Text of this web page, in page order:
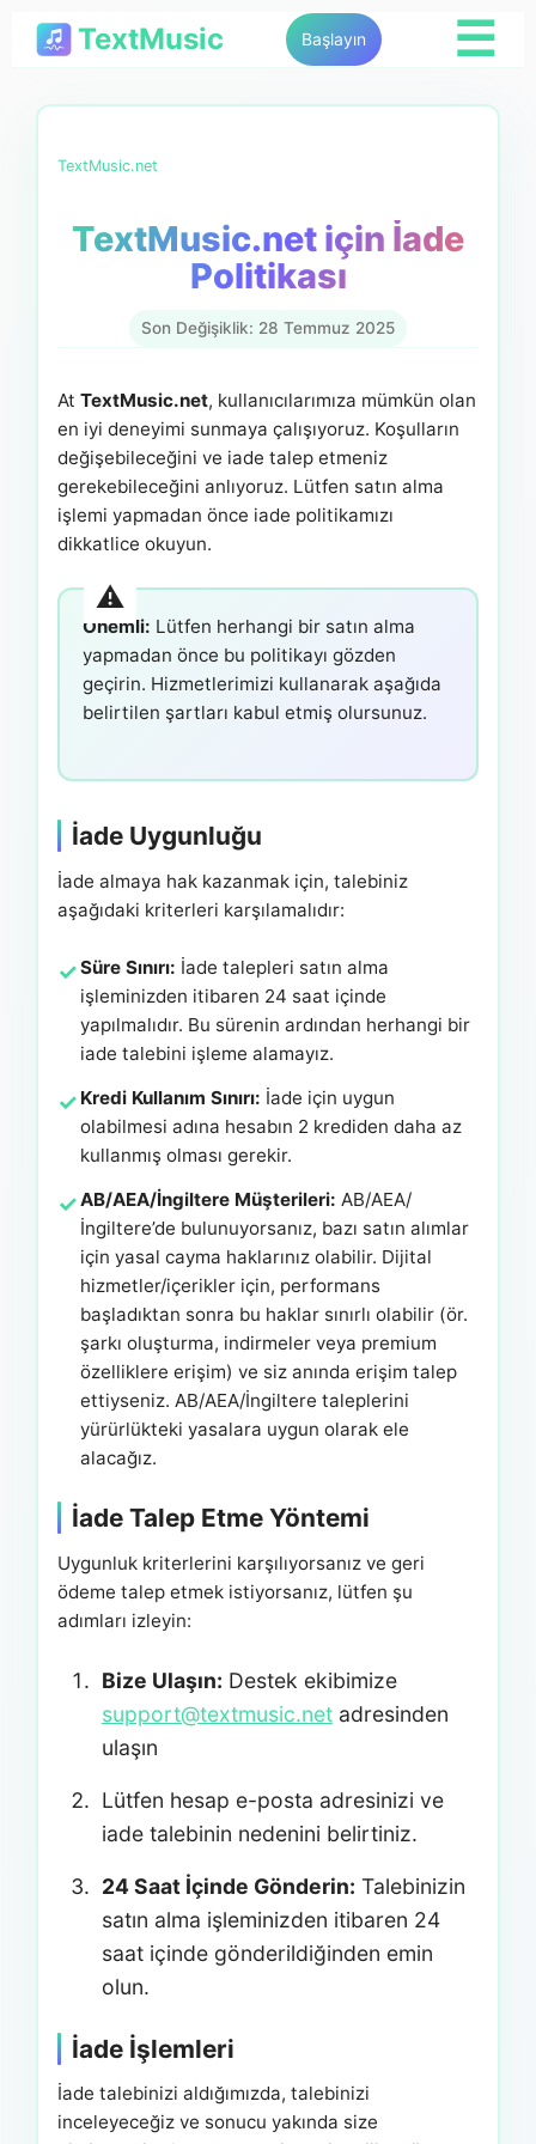
TextMusic Başlayın ☰
TextMusic.net
TextMusic.net için İade
Politikası
Son Değişiklik: 28 Temmuz 2025
At TextMusic.net, kullanıcılarımıza mümkün olan
en iyi deneyimi sunmaya çalışıyoruz. Koşulların
değişebileceğini ve iade talep etmeniz
gerekebileceğini anlıyoruz. Lütfen satın alma
işlemi yapmadan önce iade politikamızı
dikkatlice okuyun.
Önemli: Lütfen herhangi bir satın alma
yapmadan önce bu politikayı gözden
geçirin. Hizmetlerimizi kullanarak aşağıda
belirtilen şartları kabul etmiş olursunuz.
İade Uygunluğu
İade almaya hak kazanmak için, talebiniz
aşağıdaki kriterleri karşılamalıdır:
Süre Sınırı: İade talepleri satın alma
işleminizden itibaren 24 saat içinde
yapılmalıdır. Bu sürenin ardından herhangi bir
iade talebini işleme alamayız.
Kredi Kullanım Sınırı: İade için uygun
olabilmesi adına hesabın 2 krediden daha az
kullanmış olması gerekir.
AB/AEA/İngiltere Müşterileri: AB/AEA/
İngiltere’de bulunuyorsanız, bazı satın alımlar
için yasal cayma haklarınız olabilir. Dijital
hizmetler/içerikler için, performans
başladıktan sonra bu haklar sınırlı olabilir (ör.
şarkı oluşturma, indirmeler veya premium
özelliklere erişim) ve siz anında erişim talep
ettiyseniz. AB/AEA/İngiltere taleplerini
yürürlükteki yasalara uygun olarak ele
alacağız.
İade Talep Etme Yöntemi
Uygunluk kriterlerini karşılıyorsanız ve geri
ödeme talep etmek istiyorsanız, lütfen şu
adımları izleyin:
Bize Ulaşın: Destek ekibimize
support@textmusic.netadresinden
ulaşın
Lütfen hesap e-posta adresinizi ve
iade talebinin nedenini belirtiniz.
24 Saat İçinde Gönderin: Talebinizin
satın alma işleminizden itibaren 24
saat içinde gönderildiğinden emin
olun.
İade İşlemleri
İade talebinizi aldığımızda, talebinizi
inceleyeceğiz ve sonucu yakında size